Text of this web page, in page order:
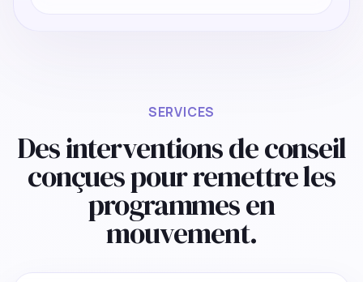
SERVICES
Des interventions de conseil
conçues pour remettre les
programmes en
mouvement.